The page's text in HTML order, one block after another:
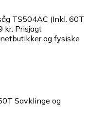
TS504AC (Inkl. 60T
kr. Prisjagt
og fysiske
Savklinge og